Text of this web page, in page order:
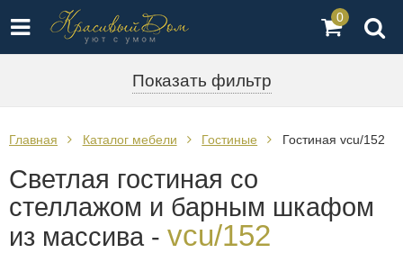
0
Показать фильтр
Главная Каталог мебели Гостиные Гостиная vcu/152
Светлая гостиная со
стеллажом и барным шкафом
из массива - vcu/152